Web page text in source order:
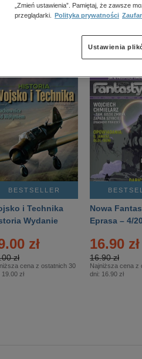
popularno-naukowe
historia
zdrowie
religie
BESTSELLER
i Technika
Wydanie
2026 zł
zł
cena z ostatnich 30
19.00 zł
Nowa
Eprasa – 4/
16.90 zł
16.90 zł
Najniższa cena z
dni: 16.90 zł
„Zmień ustawienia”. Pamiętaj, że zawsze
przeglądarki.
Polityka prywatności
Ustawienia